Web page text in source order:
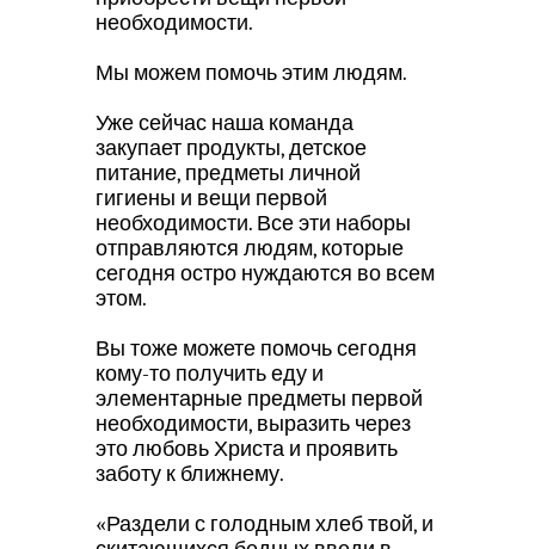
необходимости.
Мы можем помочь этим людям.
Уже сейчас наша команда
закупает продукты, детское
питание, предметы личной
гигиены и вещи первой
необходимости. Все эти наборы
отправляются людям, которые
сегодня остро нуждаются во всем
этом.
Вы тоже можете помочь сегодня
кому-то получить еду и
элементарные предметы первой
необходимости, выразить через
это любовь Христа и проявить
заботу к ближнему.
«Раздели с голодным хлеб твой, и